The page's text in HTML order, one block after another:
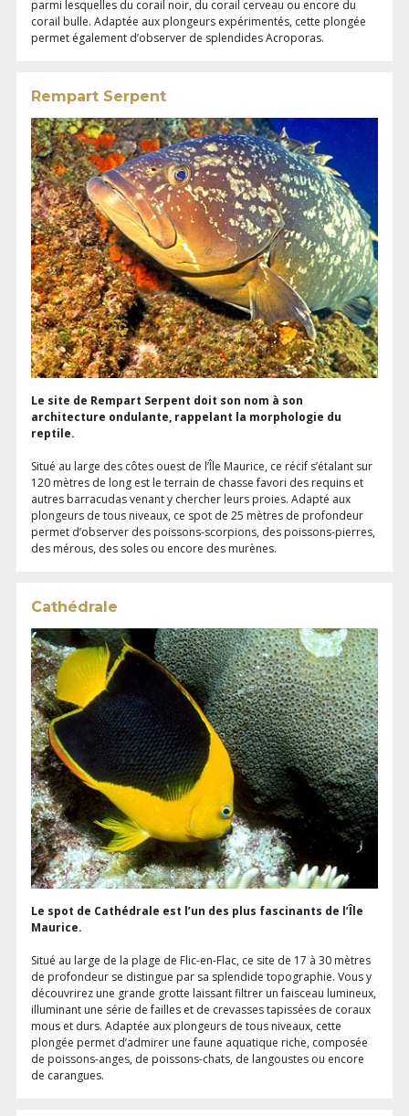
parmi lesquelles du corail noir, du corail cerveau ou encore du
corail bulle. Adaptée aux plongeurs expérimentés, cette plongée
permet également d’observer de splendides Acroporas.
Rempart Serpent
Le site de Rempart Serpent doit son nom à son
architecture ondulante, rappelant la morphologie du
reptile.
Situé au large des côtes ouest de l’Île Maurice, ce récif s’étalant sur
120 mètres de long est le terrain de chasse favori des requins et
autres barracudas venant y chercher leurs proies. Adapté aux
plongeurs de tous niveaux, ce spot de 25 mètres de profondeur
permet d’observer des poissons-scorpions, des poissons-pierres,
des mérous, des soles ou encore des murènes.
Cathédrale
Le spot de Cathédrale est l’un des plus fascinants de l’Île
Maurice.
Situé au large de la plage de Flic-en-Flac, ce site de 17 à 30 mètres
de profondeur se distingue par sa splendide topographie. Vous y
découvrirez une grande grotte laissant filtrer un faisceau lumineux,
illuminant une série de failles et de crevasses tapissées de coraux
mous et durs. Adaptée aux plongeurs de tous niveaux, cette
plongée permet d’admirer une faune aquatique riche, composée
de poissons-anges, de poissons-chats, de langoustes ou encore
de carangues.